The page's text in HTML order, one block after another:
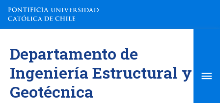
contenido
Departamento de
Ingeniería Estructural y
Geotécnica